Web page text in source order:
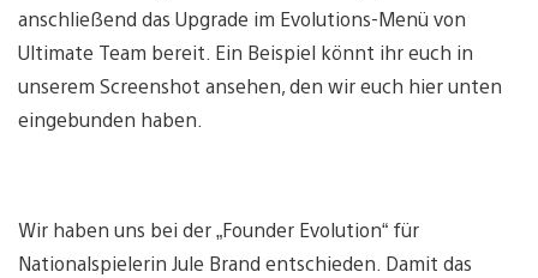
anschließend das Upgrade im Evolutions-Menü von
Ultimate Team bereit. Ein Beispiel könnt ihr euch in
unserem Screenshot ansehen, den wir euch hier unten
eingebunden haben.
Wir haben uns bei der „Founder Evolution“ für
Nationalspielerin Jule Brand entschieden. Damit das